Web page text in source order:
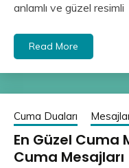
anlamlı ve güzel resimli
Read More
Cuma Duaları
En Güzel Cuma
Cuma Mesajları